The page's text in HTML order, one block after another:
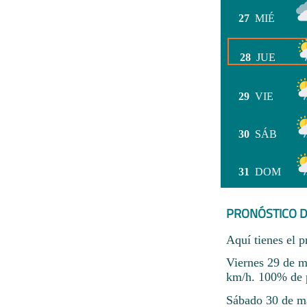
27 MIÉ
28 JUE
29 VIE
30 SÁB
31 DOM
PRONÓSTICO
Aquí tienes el
Viernes 29 de
km/h. 100%
Sábado 30 de